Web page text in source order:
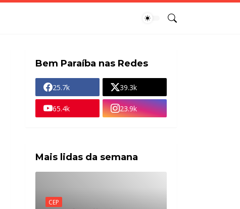
Bem Paraíba nas Redes
25.7k 39.3k
65.4k 23.9k
Mais lidas da semana
CEP